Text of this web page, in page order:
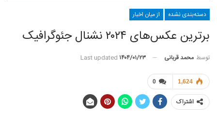
دسته‌بندی نشده از میان اخبار
برترین عکس‌های ۲۰۲۴ نشنال جئوگرافیک
توسط محمد قربانی Last updated ۱۴۰۴/۰۱/۲۳
0 1,624
اشتراک